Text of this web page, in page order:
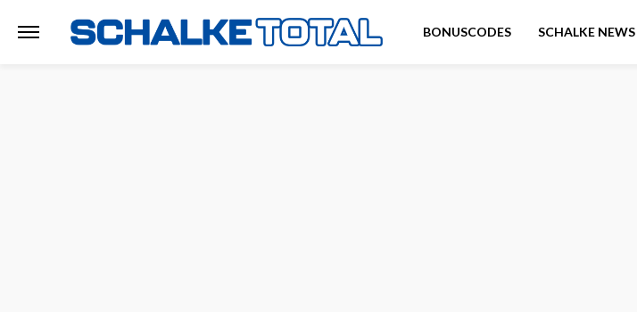
BONUSCODES SCHALKE NEWS